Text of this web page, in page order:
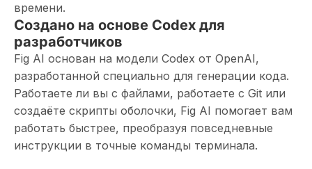
времени.
Создано на основе Codex для
разработчиков
Fig AI основан на модели Codex от OpenAI,
разработанной специально для генерации кода.
Работаете ли вы с файлами, работаете с Git или
создаёте скрипты оболочки, Fig AI помогает вам
работать быстрее, преобразуя повседневные
инструкции в точные команды терминала.